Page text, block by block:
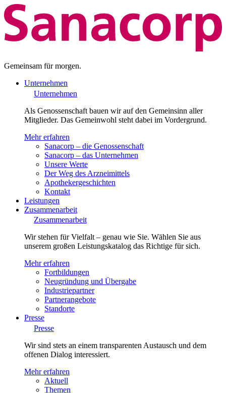
Gemeinsam für morgen.
Unternehmen
Unternehmen
Als Genossenschaft bauen wir auf den Gemeinsinn aller
Mitglieder. Das Gemeinwohl steht dabei im Vordergrund.
Mehr erfahren
Sanacorp – die Genossenschaft
Sanacorp – das Unternehmen
Unsere Werte
Der Weg des Arzneimittels
Apothekergeschichten
Kontakt
Leistungen
Zusammenarbeit
Zusammenarbeit
Wir stehen für Vielfalt – genau wie Sie. Wählen Sie aus
unserem großen Leistungskatalog das Richtige für sich.
Mehr erfahren
Fortbildungen
Neugründung und Übergabe
Industriepartner
Partnerangebote
Standorte
Presse
Presse
Wir sind stets an einem transparenten Austausch und dem
offenen Dialog interessiert.
Mehr erfahren
Aktuell
Themen